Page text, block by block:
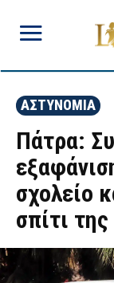
ΑΣΤΥΝΟΜΙΑ
Πάτρα:
σχολείο
σπίτι της